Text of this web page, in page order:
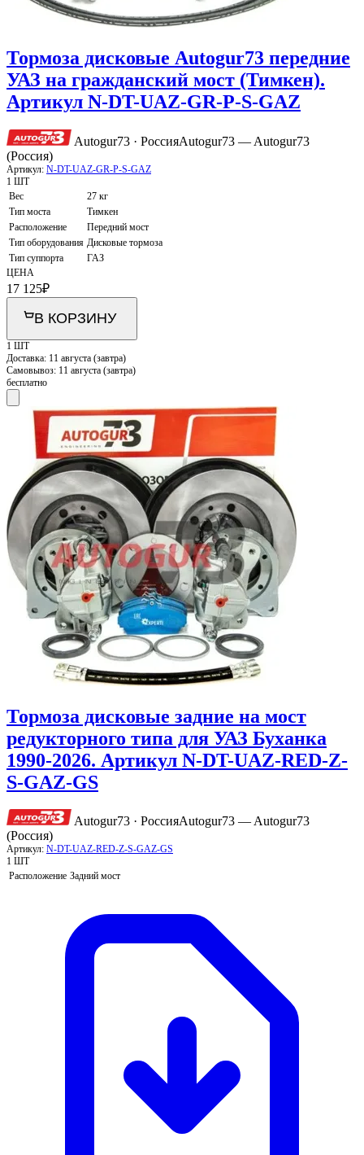
Тормоза дисковые Autogur73 передние
УАЗ на гражданский мост (Тимкен).
Артикул N-DT-UAZ-GR-P-S-GAZ
Autogur73 · РоссияAutogur73 — Autogur73
(Россия)
Артикул: N-DT-UAZ-GR-P-S-GAZ
1 ШТ
Вес
27 кг
Тип моста
Тимкен
Расположение
Передний мост
Тип оборудования Дисковые тормоза
Тип суппорта
ГАЗ
ЦЕНА
17 125₽
В КОРЗИНУ
1 ШТ
Доставка: 11 августа (завтра)
Самовывоз: 11 августа (завтра)
бесплатно
Тормоза дисковые задние на мост
редукторного типа для УАЗ Буханка
1990-2026. Артикул N-DT-UAZ-RED-Z-
S-GAZ-GS
Autogur73 · РоссияAutogur73 — Autogur73
(Россия)
Артикул: N-DT-UAZ-RED-Z-S-GAZ-GS
1 ШТ
Расположение Задний мост